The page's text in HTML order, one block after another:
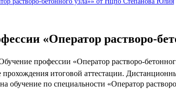
«Оператор растворо-
профессии «Оператор растворо-
прохождения итоговой аттестации.
обучение по специальности «Оператор